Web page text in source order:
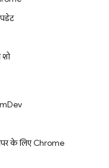
शो
के लिए Chrome